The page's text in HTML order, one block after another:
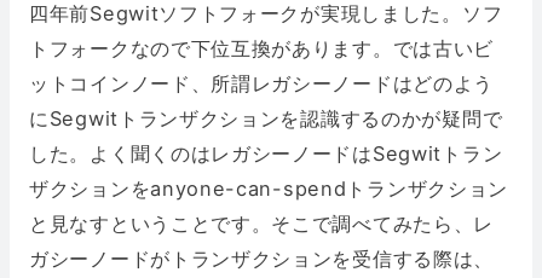
四年前Segwitソフトフォークが実現しました。ソフ
トフォークなので下位互換があります。では古いビ
ットコインノード、所謂レガシーノードはどのよう
にSegwitトランザクションを認識するのかが疑問で
した。よく聞くのはレガシーノードはSegwitトラン
ザクションをanyone-can-spendトランザクション
と見なすということです。そこで調べてみたら、レ
ガシーノードがトランザクションを受信する際は、